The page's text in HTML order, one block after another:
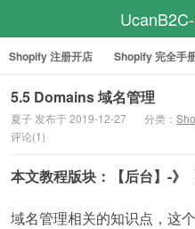
Shopify 注册开店 Shopify 完全手
Facebook 完全手册 Google ADS
5.5 Domains 域名管理
夏子 发布于 2019-12-27 分类：
评论(1)
本文教程版块：【后台】-》
域名管理相关的知识点，这